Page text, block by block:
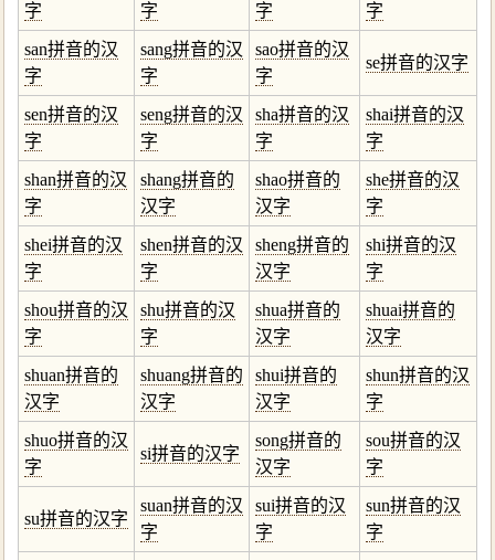
字
字
字
字
san拼音的汉
字
sang拼音的汉
字
sao拼音的汉
字
se拼音的汉字
sen拼音的汉
字
seng拼音的汉
字
sha拼音的汉
字
shai拼音的汉
字
shan拼音的汉
字
shang拼音的
汉字
shao拼音的
汉字
she拼音的汉
字
shei拼音的汉
字
shen拼音的汉
字
sheng拼音的
汉字
shi拼音的汉
字
shou拼音的汉
字
shu拼音的汉
字
shua拼音的
汉字
shuai拼音的
汉字
shuan拼音的
汉字
shuang拼音的
汉字
shui拼音的
汉字
shun拼音的汉
字
shuo拼音的汉
字
si拼音的汉字
song拼音的
汉字
sou拼音的汉
字
su拼音的汉字
suan拼音的汉
字
sui拼音的汉
字
sun拼音的汉
字